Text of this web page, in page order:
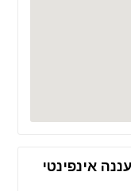
אינפינטי